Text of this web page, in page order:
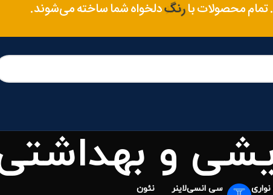
محصولات با رنگ
متریالدلخواه شما ساخته می‌شوند.
و
سی انسیلاینر نئون